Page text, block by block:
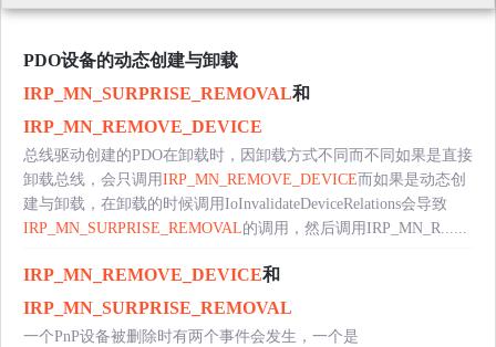
PDO设备的动态创建与卸载
IRP_MN_SURPRISE_REMOVAL和
IRP_MN_REMOVE_DEVICE
总线驱动创建的PDO在卸载时，因卸载方式不同而不同如果是直接
卸载总线，会只调用IRP_MN_REMOVE_DEVICE而如果是动态创
建与卸载，在卸载的时候调用IoInvalidateDeviceRelations会导致
IRP_MN_SURPRISE_REMOVAL的调用，然后调用IRP_MN_R......
IRP_MN_REMOVE_DEVICE和
IRP_MN_SURPRISE_REMOVAL
一个PnP设备被删除时有两个事件会发生，一个是